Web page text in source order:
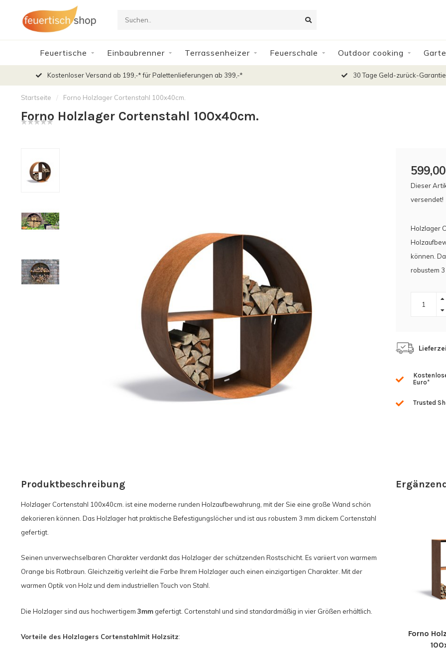
Feuertische Einbaubrenner Terrassenheizer Feuerschale Outdoor cooking
Kostenloser Versand ab 199,-* für Palettenlieferungen ab 399,-* 30 Tage Geld-zurück-Garantie
Startseite / Forno Holzlager Cortenstahl 100x40cm.
Forno Holzlager Cortenstahl 100x40cm.
599,00
Dieser
versendet!
Holzlager
können.
robustem
Euro*
Trusted
Produktbeschreibung
Holzlager Cortenstahl 100x40cm. ist eine moderne runden Holzaufbewahrung, mit der Sie eine große Wand schön
dekorieren können. Das Holzlager hat praktische Befestigungslöcher und ist aus robustem 3 mm dickem Cortenstahl
gefertigt.
Seinen unverwechselbaren Charakter verdankt das Holzlager der schützenden Rostschicht. Es variiert von warmem
Orange bis Rotbraun. Gleichzeitig verleiht die Farbe Ihrem Holzlager auch einen einzigartigen Charakter. Mit der
warmen Optik von Holz und dem industriellen Touch von Stahl.
Die Holzlager sind aus hochwertigem 3mm gefertigt. Cortenstahl und sind standardmäßig in vier Größen erhältlich.
Vorteile des Holzlagers Cortenstahlmit Holzsitz:
Forno